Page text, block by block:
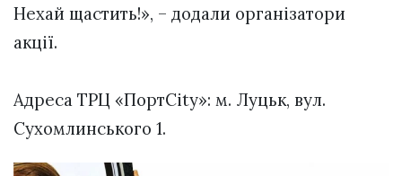
Нехай щастить!», – додали організатори
акції.
Адреса ТРЦ «ПортCity»: м. Луцьк, вул.
Сухомлинського 1.